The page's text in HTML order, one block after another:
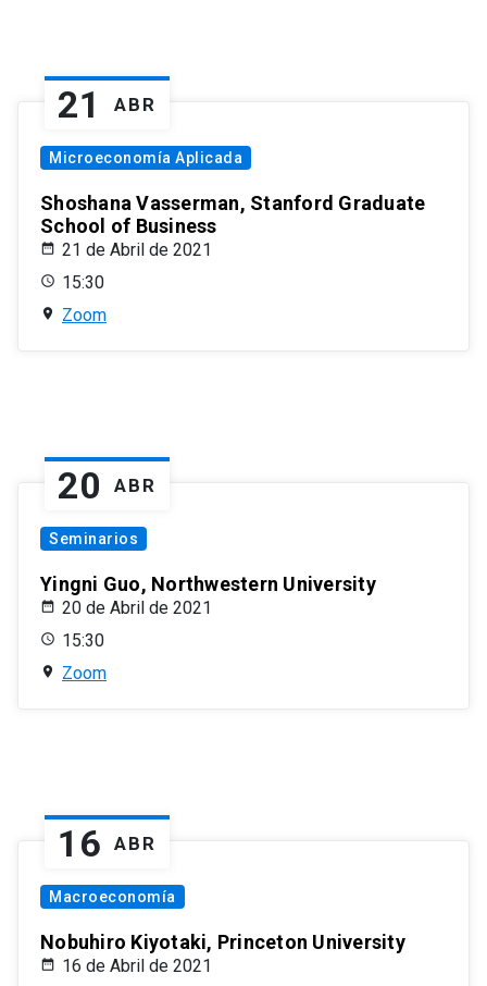
21 ABR
Microeconomía Aplicada
Shoshana Vasserman, Stanford Graduate
School of Business
21 de Abril de 2021
15:30
Zoom
20 ABR
Seminarios
Yingni Guo, Northwestern University
20 de Abril de 2021
15:30
Zoom
16 ABR
Macroeconomía
Nobuhiro Kiyotaki, Princeton University
16 de Abril de 2021